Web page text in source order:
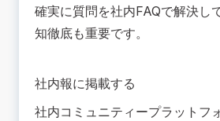
確実に質問を社内FAQで解決し
知徹底も重要です。
社内報に掲載する
社内コミュニティープラットフ